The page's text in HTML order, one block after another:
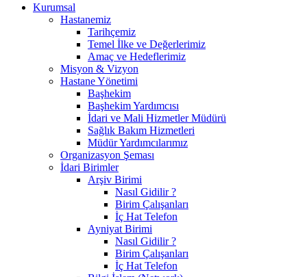
Kurumsal
Hastanemiz
Tarihçemiz
Temel İlke ve Değerlerimiz
Amaç ve Hedeflerimiz
Misyon & Vizyon
Hastane Yönetimi
Başhekim
Başhekim Yardımcısı
İdari ve Mali Hizmetler Müdürü
Sağlık Bakım Hizmetleri
Müdür Yardımcılarımız
Organizasyon Şeması
İdari Birimler
Arşiv Birimi
Nasıl Gidilir ?
Birim Çalışanları
İç Hat Telefon
Ayniyat Birimi
Nasıl Gidilir ?
Birim Çalışanları
İç Hat Telefon